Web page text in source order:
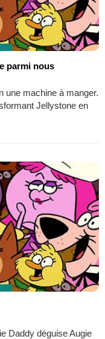
parmi nous
une machine à manger.
Jellystone en
Daddy déguise Augie